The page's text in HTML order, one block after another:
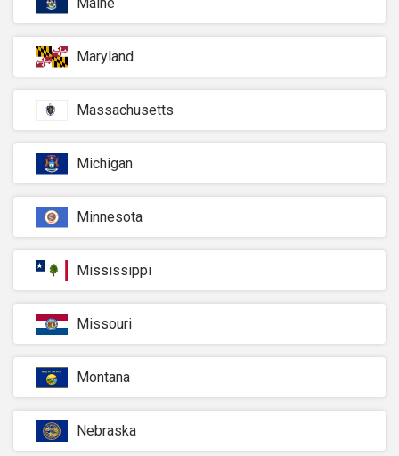
Maine
Maryland
Massachusetts
Michigan
Minnesota
Mississippi
Missouri
Montana
Nebraska